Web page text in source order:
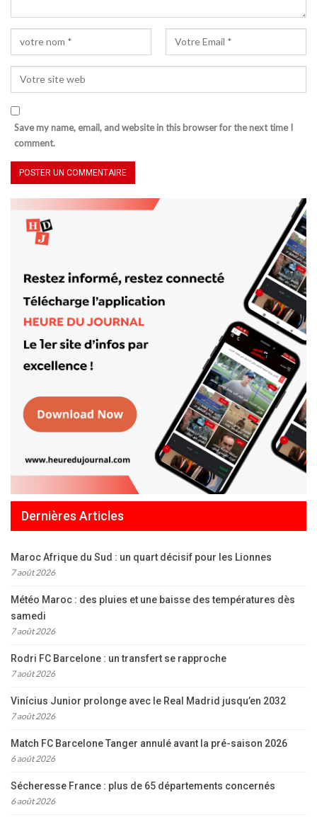
Save my name, email, and website in this browser for the next time I
comment.
Dernières Articles
Maroc Afrique du Sud : un quart décisif pour les Lionnes
7 août 2026
Météo Maroc : des pluies et une baisse des températures dès
samedi
7 août 2026
Rodri FC Barcelone : un transfert se rapproche
7 août 2026
Vinícius Junior prolonge avec le Real Madrid jusqu’en 2032
7 août 2026
Match FC Barcelone Tanger annulé avant la pré-saison 2026
6 août 2026
Sécheresse France : plus de 65 départements concernés
6 août 2026